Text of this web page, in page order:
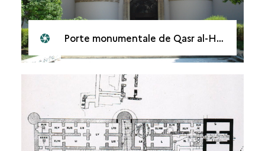
Porte monumentale de Qasr al-Hayr al-Gharbî